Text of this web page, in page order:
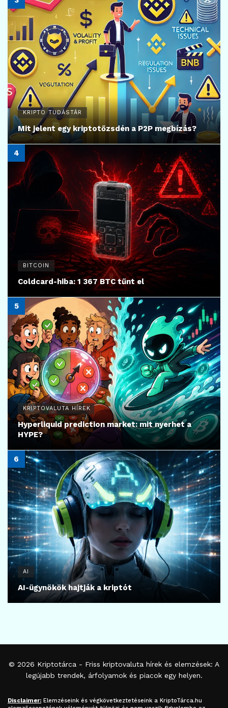
KRIPTO TUDÁSTÁR
Mit jelent egy kriptotőzsdén a P2P megbízás?
BITCOIN
Coldcard-hiba: 1 367 BTC tűnt el
KRIPTOVALUTA HÍREK
Hyperliquid prediction market: mit nyerhet a
HYPE?
AI
AI-ügynökök hajtják a kriptót
© 2026 Kriptotárca - Friss kriptovaluta hírek és elemzések: A
legújabb trendek, árfolyamok és piacok egy helyen.
Disclaimer: Elemzéseink és végkövetkeztetéseink a KriptoTárca.hu